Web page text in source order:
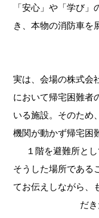
「安心」や「学び
き、本物の消防車を
実は、会場の株式会
において帰宅困難者
いる施設。そのため
機関が動かず帰宅困
１階を避難所と
そうした場所である
てお伝えしながら、
だ